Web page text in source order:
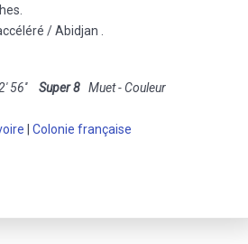
/ Abidjan .
56'' Super 8 Muet - Couleur
Colonie française